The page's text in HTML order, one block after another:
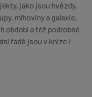
jako jsou hvězdy,
mlhoviny a galaxie.
období a též podrobné
řadě jsou v knize i